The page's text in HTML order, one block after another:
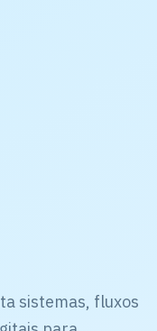
sistemas, fluxos